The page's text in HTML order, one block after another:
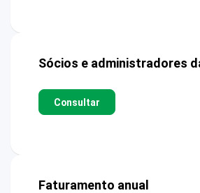
Sócios e administradores
Consultar
Faturamento anual